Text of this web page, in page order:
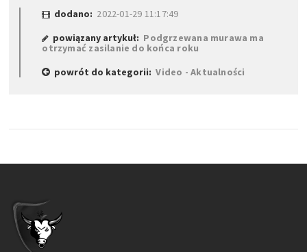
dodano: 2022-01-29 11:17:49
powiązany artykuł: Podgrzewana murawa ma
otrzymać zasilanie do końca roku
powrót do kategorii:Video - Aktualności